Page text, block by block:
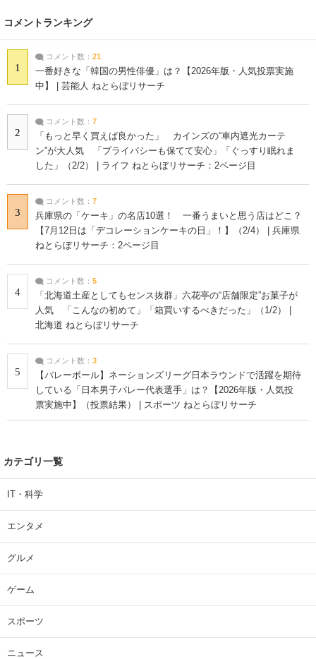
コメントランキング
1
コメント数： 21
一番好きな「韓国の男性俳優」は？【2026年版・人気投票実施
中】 | 芸能人 ねとらぼリサーチ
2
コメント数： 7
「もっと早く買えば良かった」 カインズの“車内遮光カーテ
ン”が大人気 「プライバシーも保てて安心」「ぐっすり眠れま
した」（2/2） | ライフ ねとらぼリサーチ：2ページ目
3
コメント数： 7
兵庫県の「ケーキ」の名店10選！ 一番うまいと思う店はどこ？
【7月12日は「デコレーションケーキの日」！】（2/4） | 兵庫県
ねとらぼリサーチ：2ページ目
4
コメント数： 5
「北海道土産としてもセンス抜群」六花亭の“店舗限定”お菓子が
人気 「こんなの初めて」「箱買いするべきだった」（1/2） |
北海道 ねとらぼリサーチ
5
コメント数： 3
【バレーボール】ネーションズリーグ日本ラウンドで活躍を期待
している「日本男子バレー代表選手」は？【2026年版・人気投
票実施中】（投票結果） | スポーツ ねとらぼリサーチ
カテゴリ一覧
IT・科学
エンタメ
グルメ
ゲーム
スポーツ
ニュース